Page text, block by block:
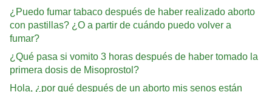
¿Puedo fumar tabaco después de haber realizado aborto
con pastillas? ¿O a partir de cuándo puedo volver a
fumar?
¿Qué pasa si vomito 3 horas después de haber tomado la
primera dosis de Misoprostol?
Hola, ¿por qué después de un aborto mis senos están